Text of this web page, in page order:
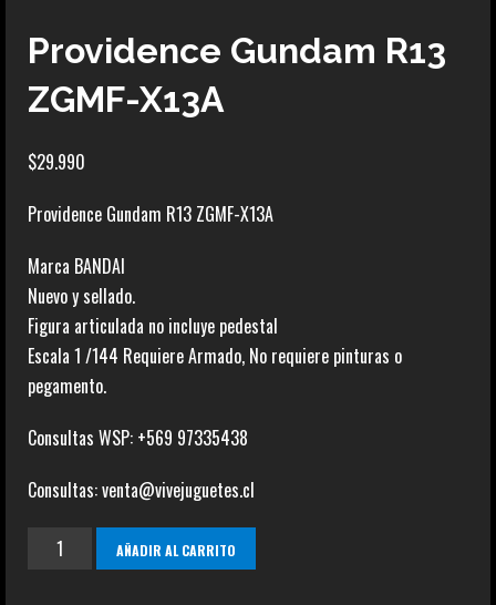
Providence Gundam R13
ZGMF-X13A
$29.990
Providence Gundam R13 ZGMF-X13A
Marca BANDAI
Nuevo y sellado.
Figura articulada no incluye pedestal
Escala 1 /144 Requiere Armado, No requiere pinturas o
pegamento.
Consultas WSP: +569 97335438
Consultas: venta@vivejuguetes.cl
Providence
AÑADIR AL CARRITO